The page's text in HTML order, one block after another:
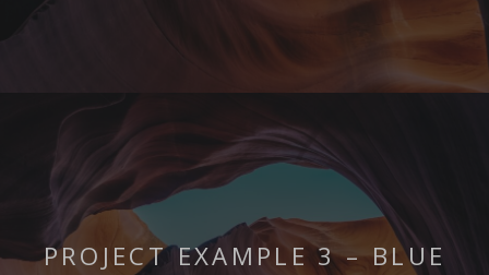
PROJECT EXAMPLE 3 – BLUE